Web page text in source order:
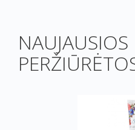
NAUJAUSIOS